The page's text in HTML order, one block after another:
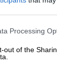
website/app
visit or usage
to Google
below specified
Processing
out of the
εκ
αφού